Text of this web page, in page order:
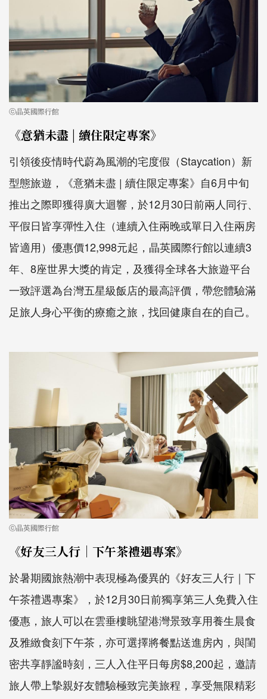
ⓒ晶英國際行館
《意猶未盡 | 續住限定專案》
引領後疫情時代蔚為風潮的宅度假（Staycation）新
型態旅遊，《意猶未盡 | 續住限定專案》自6月中旬
推出之際即獲得廣大迴響，於12月30日前兩人同行、
平假日皆享彈性入住（連續入住兩晚或單日入住兩房
皆適用）優惠價12,998元起，晶英國際行館以連續3
年、8座世界大獎的肯定，及獲得全球各大旅遊平台
一致評選為台灣五星級飯店的最高評價，帶您體驗滿
足旅人身心平衡的療癒之旅，找回健康自在的自己。
ⓒ晶英國際行館
《好友三人行｜下午茶禮遇專案》
於暑期國旅熱潮中表現極為優異的《好友三人行｜下
午茶禮遇專案》，於12月30日前獨享第三人免費入住
優惠，旅人可以在雲垂樓眺望港灣景致享用養生晨食
及雅緻食刻下午茶，亦可選擇將餐點送進房內，與閨
密共享靜謐時刻，三人入住平日每房$8,200起，邀請
旅人帶上摯親好友體驗極致完美旅程，享受無限精彩